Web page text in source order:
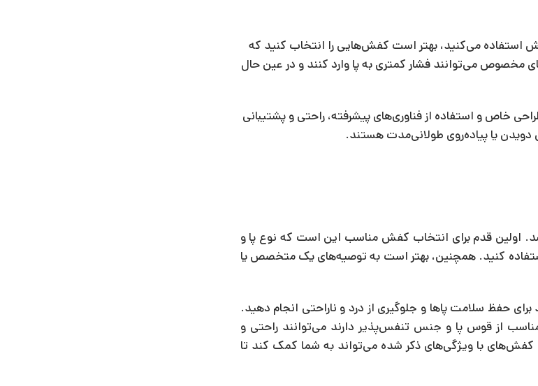
استفاده می‌کنید، بهتر است کفش‌هایی را انتخاب کنید که
می‌توانند فشار کمتری به پا وارد کنند و در عین حال
خاص و استفاده از فناوری‌های پیشرفته، راحتی و پشتیبانی
دویدن یا پیاده‌روی طولانی‌مدت هستند.
اولین قدم برای انتخاب کفش مناسب این است که نوع پا و
کنید. همچنین، بهتر است به توصیه‌های یک متخصص یا
حفظ سلامت پاها و جلوگیری از درد و ناراحتی انجام دهید.
از قوس پا و جنس تنفس‌پذیر دارند می‌توانند راحتی و
کفش‌های با ویژگی‌های ذکر شده می‌تواند به شما کمک کند تا